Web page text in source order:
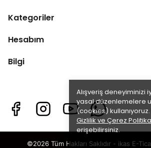
Alışveriş deneyiminizi
yasal düzenlemelere
(cookies) kullanıyoruz.
Gizlilik ve Çerez
erişebilirsiniz.
Kategoriler
Hesabım
Bilgi
©2026 Tüm Hakları Saklıdır - ikas E-